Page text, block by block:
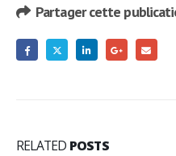
Partager cette
RELATED POSTS